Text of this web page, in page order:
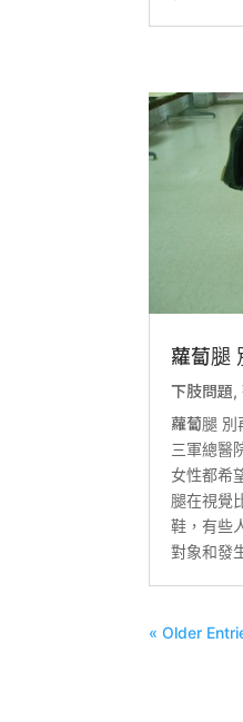
蘿蔔腿
下肢問題,
蘿蔔腿
三軍總醫
女性都希
腿在視覺
鞋，有些
對象和發
« Older